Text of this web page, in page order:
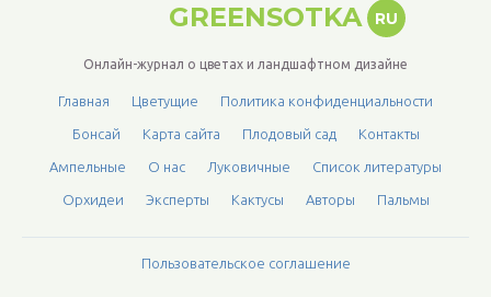
GREENSOTKA RU
Онлайн-журнал о цветах и ландшафтном дизайне
Главная Цветущие Политика конфиденциальности
Бонсай Карта сайта Плодовый сад Контакты
Ампельные О нас Луковичные Список литературы
Орхидеи Эксперты Кактусы Авторы Пальмы
Пользовательское соглашение